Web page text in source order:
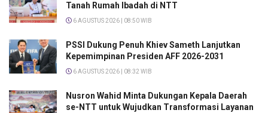
Tanah Rumah Ibadah di NTT
6 AGUSTUS 2026 | 08:50 WIB
PSSI Dukung Penuh Khiev Sameth Lanjutkan
Kepemimpinan Presiden AFF 2026-2031
6 AGUSTUS 2026 | 08:32 WIB
Nusron Wahid Minta Dukungan Kepala Daerah
se-NTT untuk Wujudkan Transformasi Layanan